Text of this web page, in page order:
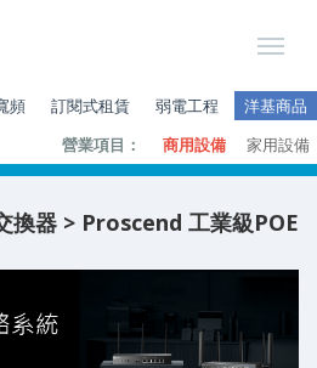
頻 訂閱式租賃 弱電工程 洋基商品
營業項目： 商用設備 家用設備
換器 > Proscend 工業級POE